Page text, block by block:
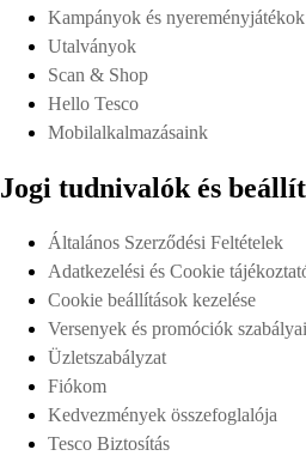
Kampányok és nyereményjátékok
Utalványok
Scan & Shop
Hello Tesco
Mobilalkalmazásaink
Jogi tudnivalók és
Általános Szerződési Feltételek
Adatkezelési és Cookie
Cookie beállítások kezelése
Versenyek és promóciók szabályai
Üzletszabályzat
Fiókom
Kedvezmények összefoglalója
Tesco Biztosítás